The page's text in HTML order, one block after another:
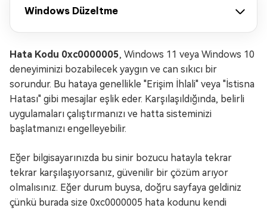
Windows Düzeltme
Hata Kodu 0xc0000005, Windows 11 veya Windows 10
deneyiminizi bozabilecek yaygın ve can sıkıcı bir
sorundur. Bu hataya genellikle "Erişim İhlali" veya "İstisna
Hatası" gibi mesajlar eşlik eder. Karşılaşıldığında, belirli
uygulamaları çalıştırmanızı ve hatta sisteminizi
başlatmanızı engelleyebilir.
Eğer bilgisayarınızda bu sinir bozucu hatayla tekrar
tekrar karşılaşıyorsanız, güvenilir bir çözüm arıyor
olmalısınız. Eğer durum buysa, doğru sayfaya geldiniz
çünkü burada size 0xc0000005 hata kodunu kendi